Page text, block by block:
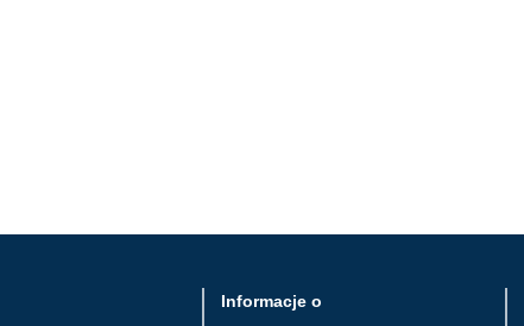
Informacje o